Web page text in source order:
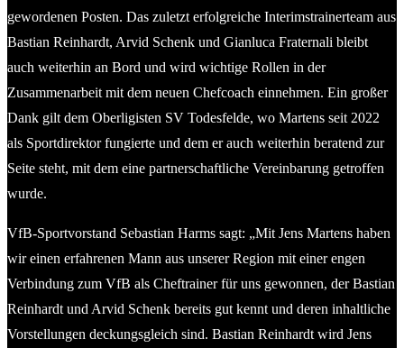
gewordenen Posten. Das zuletzt erfolgreiche Interimstrainerteam aus
Bastian Reinhardt, Arvid Schenk und Gianluca Fraternali bleibt
auch weiterhin an Bord und wird wichtige Rollen in der
Zusammenarbeit mit dem neuen Chefcoach einnehmen. Ein großer
Dank gilt dem Oberligisten SV Todesfelde, wo Martens seit 2022
als Sportdirektor fungierte und dem er auch weiterhin beratend zur
Seite steht, mit dem eine partnerschaftliche Vereinbarung getroffen
wurde.
VfB-Sportvorstand Sebastian Harms sagt: „Mit Jens Martens haben
wir einen erfahrenen Mann aus unserer Region mit einer engen
Verbindung zum VfB als Cheftrainer für uns gewonnen, der Bastian
Reinhardt und Arvid Schenk bereits gut kennt und deren inhaltliche
Vorstellungen deckungsgleich sind. Bastian Reinhardt wird Jens